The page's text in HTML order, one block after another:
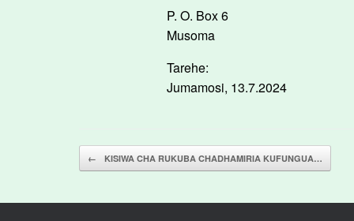
P. O. Box 6
Musoma
Tarehe:
Jumamosi, 13.7.2024
Post navigation
← KISIWA CHA RUKUBA CHADHAMIRIA KUFUNGUA…